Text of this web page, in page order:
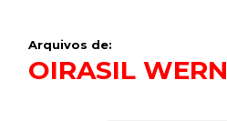
Arquivos de:
OIRASIL